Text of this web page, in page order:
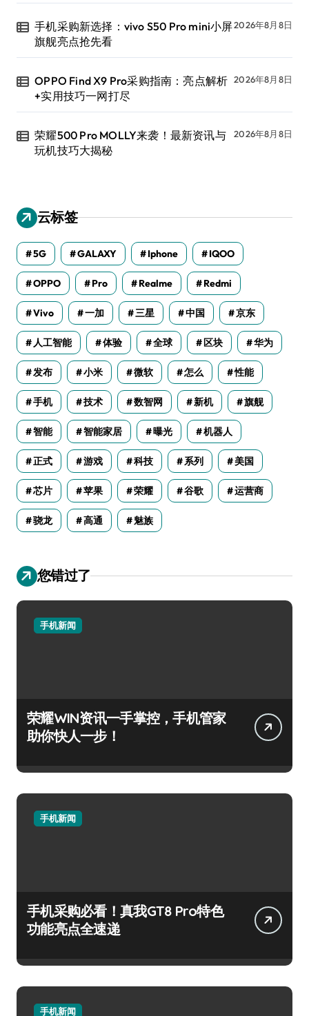
手机采购新选择：vivo S50 Pro mini小屏
旗舰亮点抢先看
2026年8月8日
OPPO Find X9 Pro采购指南：亮点解析
+实用技巧一网打尽
2026年8月8日
荣耀500 Pro MOLLY来袭！最新资讯与
玩机技巧大揭秘
2026年8月8日
云标签
5G GALAXY Iphone IQOO
OPPO Pro Realme Redmi
Vivo 一加 三星 中国 京东
人工智能 体验 全球 区块 华为
发布 小米 微软 怎么 性能
手机 技术 数智网 新机 旗舰
智能 智能家居 曝光 机器人
正式 游戏 科技 系列 美国
芯片 苹果 荣耀 谷歌 运营商
骁龙 高通 魅族
您错过了
手机新闻
荣耀WIN资讯一手掌控，手机管家
助你快人一步！
手机新闻
手机采购必看！真我GT8 Pro特色
功能亮点全速递
手机新闻